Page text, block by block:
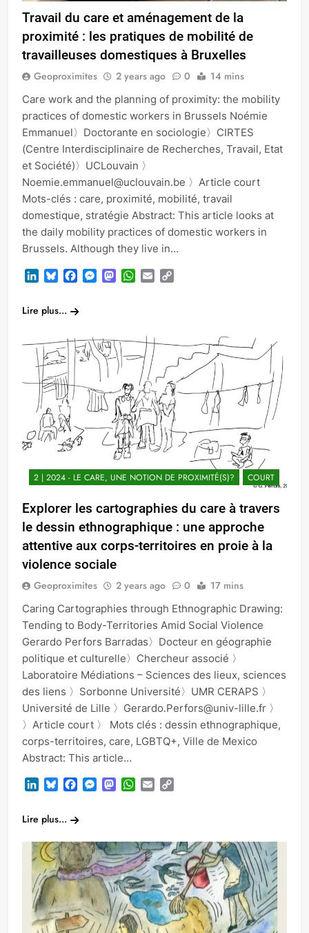
Travail du care et aménagement de la
proximité : les pratiques de mobilité de
travailleuses domestiques à Bruxelles
Geoproximites 2 years ago 0 14 mins
Care work and the planning of proximity: the mobility
practices of domestic workers in Brussels Noémie
Emmanuel〉Doctorante en sociologie〉CIRTES
(Centre Interdisciplinaire de Recherches, Travail, Etat
et Société)〉UCLouvain 〉
Noemie.emmanuel@uclouvain.be 〉Article court
Mots-clés : care, proximité, mobilité, travail
domestique, stratégie Abstract: This article looks at
the daily mobility practices of domestic workers in
Brussels. Although they live in…
LinkedInBlueskyFacebook
Messenger
Mastodon
WhatsApp
Email
Lire plus...
2 | 2024 - LE CARE, UNE NOTION DE PROXIMITÉ(S)? COURT
Explorer les cartographies du care à travers
le dessin ethnographique : une approche
attentive aux corps-territoires en proie à la
violence sociale
Geoproximites 2 years ago 0 17 mins
Caring Cartographies through Ethnographic Drawing:
Tending to Body-Territories Amid Social Violence
Gerardo Perfors Barradas〉Docteur en géographie
politique et culturelle〉Chercheur associé 〉
Laboratoire Médiations – Sciences des lieux, sciences
des liens 〉Sorbonne Université〉UMR CERAPS 〉
Université de Lille 〉Gerardo.Perfors@univ-lille.fr 〉
〉Article court 〉 Mots clés : dessin ethnographique,
corps-territoires, care, LGBTQ+, Ville de Mexico
Abstract: This article…
LinkedInBlueskyFacebook
Messenger
Mastodon
WhatsApp
Email
Lire plus...